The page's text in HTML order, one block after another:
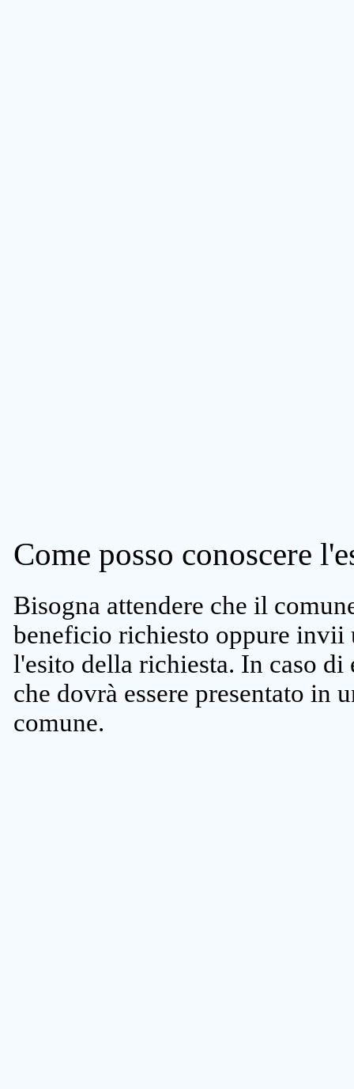
Come posso conoscere
Bisogna attendere che il
beneficio richiesto oppure invii
l'esito della richiesta. In caso
che dovrà essere presentato in
comune.